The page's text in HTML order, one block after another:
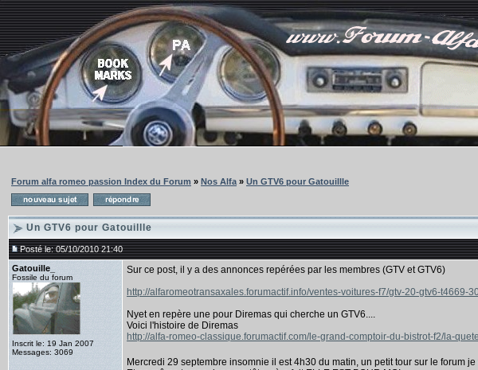
Forum alfa romeo passion Index du Forum » Nos Alfa » Un GTV6 pour Gatouillle
Un GTV6 pour Gatouillle
Posté le: 05/10/2010 21:40
Gatouille_
Fossile du forum
Inscrit le: 19 Jan 2007
Messages: 3069
Sur ce post, il y a des annonces repérées par les membres (GTV et GTV6)
http://alfaromeotransaxales.forumactif.info/ventes-voitures-f7/gtv-20-gtv6-t4669-
Nyet en repère une pour Diremas qui cherche un GTV6....
Voici l'histoire de Diremas
http://alfa-romeo-classique.forumactif.com/le-grand-comptoir-du-bistrot-f2/la-
Mercredi 29 septembre insomnie il est 4h30 du matin, un petit tour sur le forum